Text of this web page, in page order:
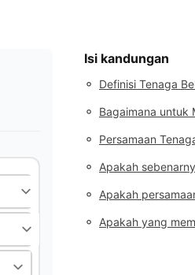
Isi kandungan
◦ Definisi Tenaga
◦ Bagaimana untuk
◦ Persamaan
◦ Apakah
◦ Apakah
◦ Apakah yang